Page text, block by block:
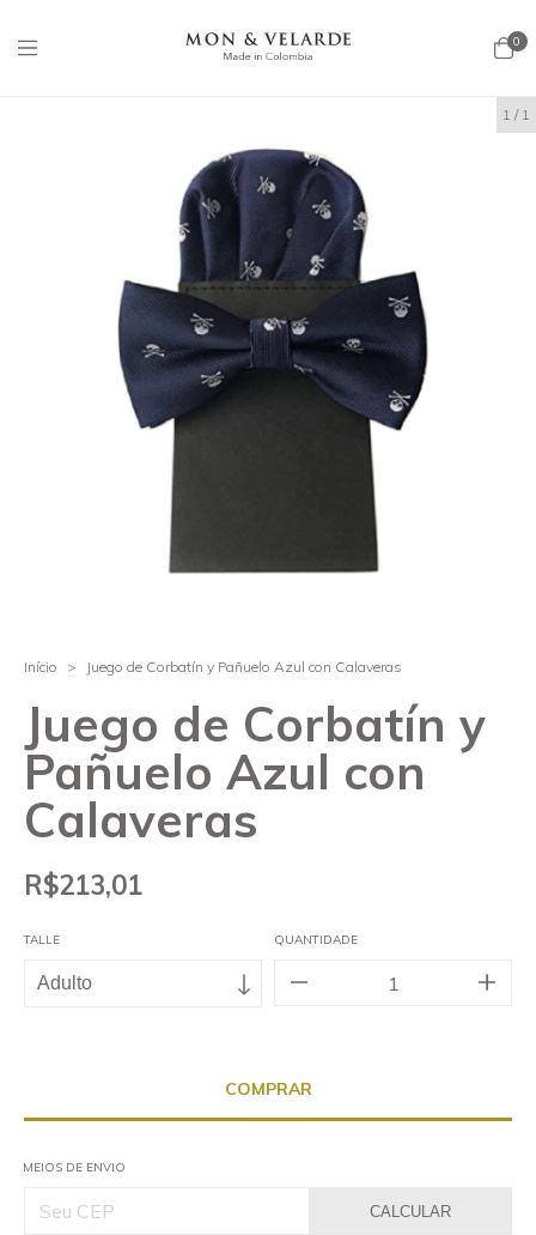
0
1 / 1
Início > Juego de Corbatín y Pañuelo Azul con Calaveras
Juego de Corbatín y
Pañuelo Azul con
Calaveras
R$213,01
TALLE QUANTIDADE
MEIOS DE ENVIO
CALCULAR